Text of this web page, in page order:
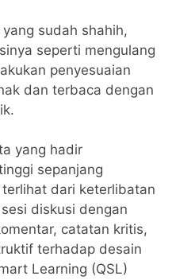
sudah shahih,
seperti mengulang
penyesuaian
dan terbaca dengan
yang hadir
sepanjang
dari keterlibatan
diskusi dengan
catatan kritis,
terhadap desain
Learning (QSL)